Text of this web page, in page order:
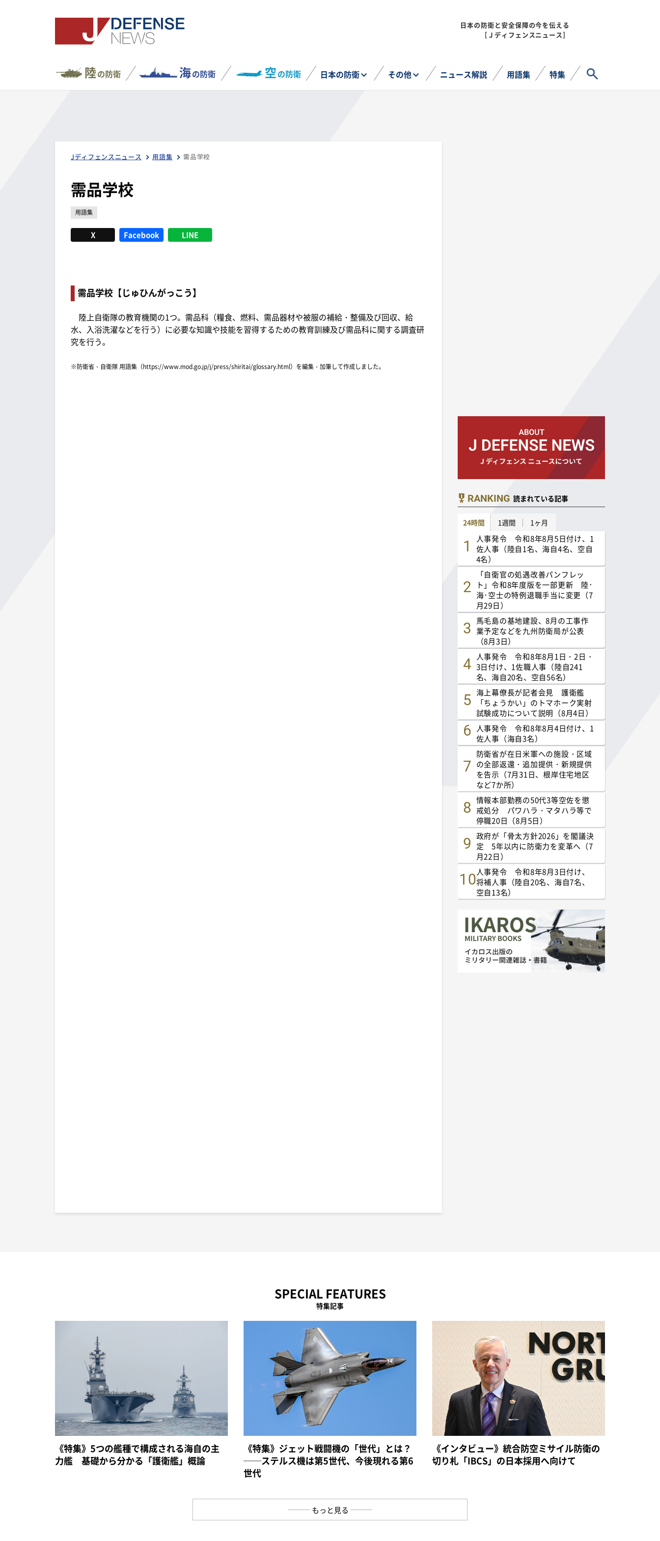
日本の防衛と安全保障の今を伝える
［Ｊディフェンスニュース］
陸の防衛 海の防衛 空の防衛 日本の防衛 その他 ニュース解説 用語集 特集
Jディフェンスニュース 用語集 需品学校
需品学校
用語集
X Facebook LINE
需品学校【じゅひんがっこう】
陸上自衛隊の教育機関の1つ。需品科（糧食、燃料、需品器材や被服の補給・整備及び回収、給
水、入浴洗濯などを行う）に必要な知識や技能を習得するための教育訓練及び需品科に関する調査研
究を行う。
※防衛省・自衛隊 用語集（https://www.mod.go.jp/j/press/shiritai/glossary.html）を編集・加筆して作成しました。
RANKING 読まれている記事
24時間 1週間 1ヶ月
人事発令 令和8年8月5日付け、1
佐人事（陸自1名、海自4名、空自
4名）
「自衛官の処遇改善パンフレッ
ト」令和8年度版を一部更新 陸･
海･空士の特例退職手当に変更（7
月29日）
馬毛島の基地建設、8月の工事作
業予定などを九州防衛局が公表
（8月3日）
人事発令 令和8年8月1日・2日・
3日付け、1佐職人事（陸自241
名、海自20名、空自56名）
海上幕僚長が記者会見 護衛艦
「ちょうかい」のトマホーク実射
試験成功について説明（8月4日）
人事発令 令和8年8月4日付け、1
佐人事（海自3名）
防衛省が在日米軍への施設・区域
の全部返還・追加提供・新規提供
を告示（7月31日、根岸住宅地区
など7か所）
情報本部勤務の50代3等空佐を懲
戒処分 パワハラ・マタハラ等で
停職20日（8月5日）
政府が「骨太方針2026」を閣議決
定 5年以内に防衛力を変革へ（7
月22日）
人事発令 令和8年8月3日付け、
将補人事（陸自20名、海自7名、
空自13名）
SPECIAL FEATURES
特集記事
《特集》5つの艦種で構成される海自の主
力艦 基礎から分かる「護衛艦」概論
《特集》ジェット戦闘機の「世代」とは？
──ステルス機は第5世代、今後現れる第6
世代
《インタビュー》統合防空ミサイル防衛の
切り札「IBCS」の日本採用へ向けて
もっと見る